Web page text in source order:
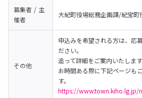
募集者 / 主
催者
大紀町役場総務企画課/紀宝町
その他
申込みを希望される方は、応
ださい。
追って詳細をご案内いたします
お時間ある際に下記ページも
https://www.town.kiho.lg.jp/